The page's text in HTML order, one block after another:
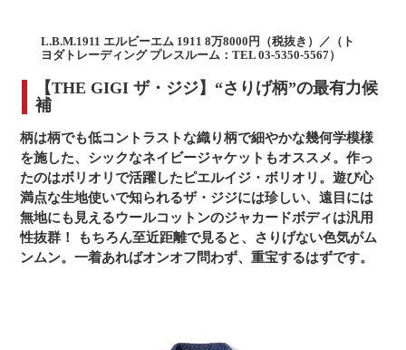
L.B.M.1911 エルビーエム 1911 8万8000円（税抜き）／（ト
ヨダトレーディング プレスルーム：TEL 03-5350-5567）
【THE GIGI ザ・ジジ】“さりげ柄”の最有力候
補
柄は柄でも低コントラストな織り柄で細やかな幾何学模様
を施した、シックなネイビージャケットもオススメ。作っ
たのはボリオリで活躍したピエルイジ・ボリオリ。遊び心
満点な生地使いで知られるザ・ジジには珍しい、遠目には
無地にも見えるウールコットンのジャカードボディは汎用
性抜群！ もちろん至近距離で見ると、さりげない色気がム
ンムン。一着あればオンオフ問わず、重宝するはずです。